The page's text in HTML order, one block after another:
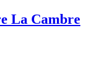
La Cambre